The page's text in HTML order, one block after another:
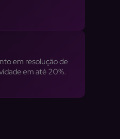
em resolução de
em até 20%.